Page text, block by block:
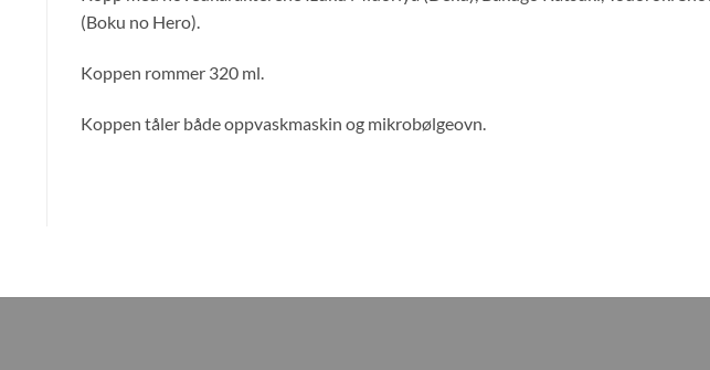
(Boku no Hero).
Koppen rommer 320 ml.
Koppen tåler både oppvaskmaskin og mikrobølgeovn.